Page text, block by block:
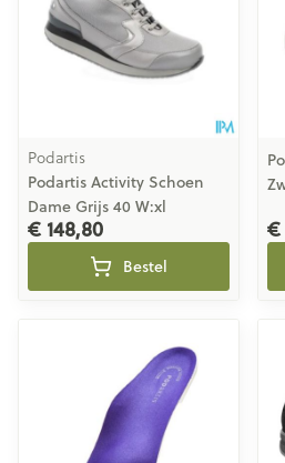
Podartis
Podartis Activity Schoen
Dame Grijs 40 W:xl
€ 148,80
Bestel
€